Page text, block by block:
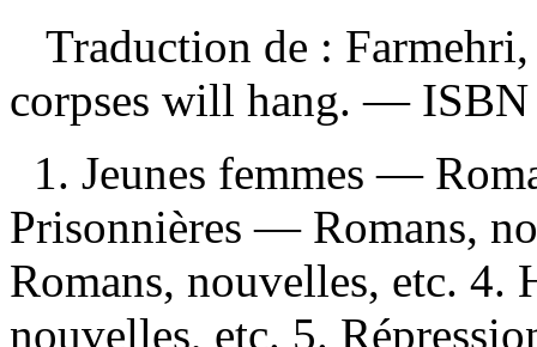
Traduction de :
corpses will hang. —
1. Jeunes femmes —
Prisonnières — Romans,
Romans, nouvelles, etc.
nouvelles, etc. 5.